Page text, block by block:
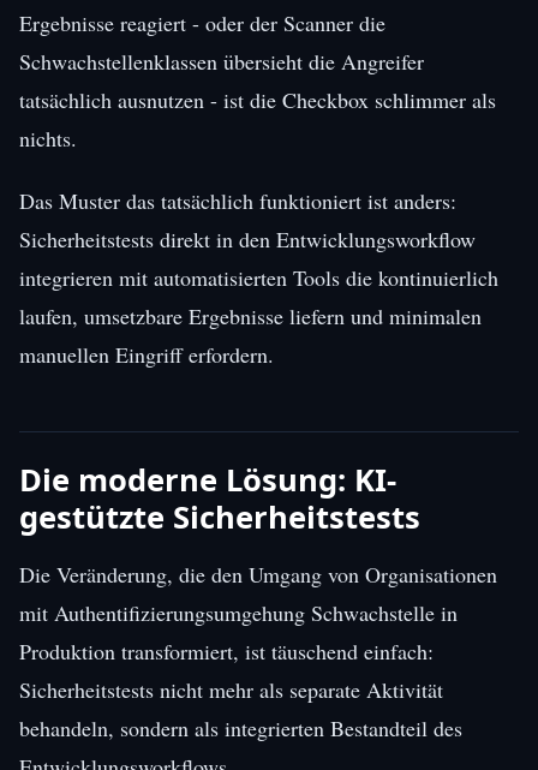
Ergebnisse reagiert - oder der Scanner die
Schwachstellenklassen übersieht die Angreifer
tatsächlich ausnutzen - ist die Checkbox schlimmer als
nichts.
Das Muster das tatsächlich funktioniert ist anders:
Sicherheitstests direkt in den Entwicklungsworkflow
integrieren mit automatisierten Tools die kontinuierlich
laufen, umsetzbare Ergebnisse liefern und minimalen
manuellen Eingriff erfordern.
Die moderne Lösung: KI-
gestützte Sicherheitstests
Die Veränderung, die den Umgang von Organisationen
mit Authentifizierungsumgehung Schwachstelle in
Produktion transformiert, ist täuschend einfach:
Sicherheitstests nicht mehr als separate Aktivität
behandeln, sondern als integrierten Bestandteil des